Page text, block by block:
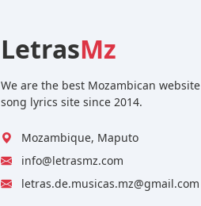
LetrasMz
We are the best Mozambican website
song lyrics site since 2014.
Mozambique, Maputo
info@letrasmz.com
letras.de.musicas.mz@gmail.com